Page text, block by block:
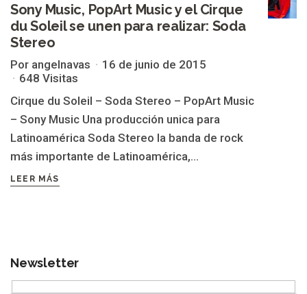
Sony Music, PopArt Music y el Cirque
du Soleil se unen para realizar: Soda
Stereo
Por angelnavas
16 de junio de 2015
648 Visitas
Cirque du Soleil – Soda Stereo – PopArt Music
– Sony Music Una producción unica para
Latinoamérica Soda Stereo la banda de rock
más importante de Latinoamérica,...
LEER MÁS
Newsletter